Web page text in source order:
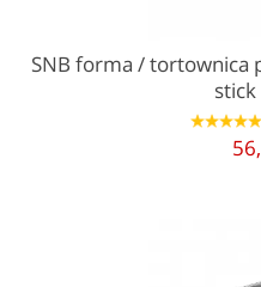
SNB forma / tortownica
stick
1 2 3 4 5